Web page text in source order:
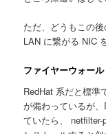
ただ、どうもこの
LAN に繋がる NIC
ファイヤーウォー
RedHat 系だと標準
が備わっているが
ていたら、